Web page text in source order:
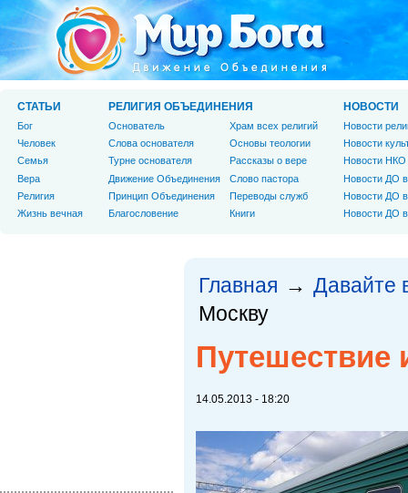
Главная → Давайте
Москву
Путешествие
14.05.2013 - 18:20
СТАТЬИ
Бог
Человек
Cемья
Вера
Религия
Жизнь вечная
РЕЛИГИЯ ОБЪЕДИНЕНИЯ
Основатель
Слова основателя
Турне основателя
Движение Объединения
Принцип Объединения
Благословение
Храм всех религий
Основы теологии
Рассказы о вере
Слово пастора
Переводы служб
Книги
НОВОСТИ
Новости
Новости
Новости НКО
Новости ДО
Новости ДО
Новости ДО